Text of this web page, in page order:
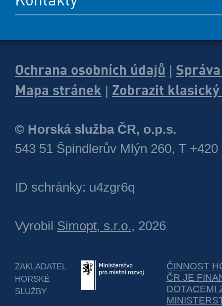
Ochrana osobních údajů
Mapa stránek
Zobrazit
© Horská služba ČR, o.p.s.
543 51 Špindlerův Mlýn 260, T +420
ID schránky: u4zgr6q
Vyrobil Simopt, s.r.o., 2026
ZAKLADATEL
HORSKÉ
SLUŽBY
ČINNOST
ČR JE
DOTACEMI